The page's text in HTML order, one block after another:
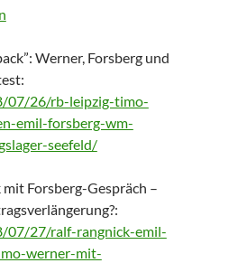
Werner, Forsberg und
07/26/rb-leipzig-timo-
emil-forsberg-wm-
seefeld/
Forsberg-Gespräch –
07/27/ralf-rangnick-emil-
werner-mit-